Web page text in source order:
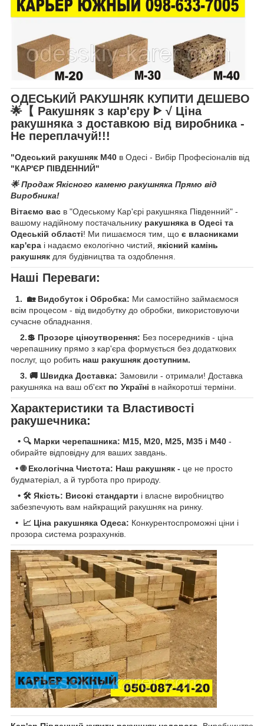
ОДЕСЬКИЙ РАКУШНЯК КУПИТИ ДЕШЕВО
🌟【 Ракушняк з кар'єру ᐈ √ Ціна
ракушняказ доставкою від виробника -
Не переплачуй!!!
"Одеський ракушняк М40 в Одесі - Вибір Професіоналів від
"КАР'ЄР ПІВДЕННИЙ"
🌟 Продаж Якісного каменю ракушняка Прямо від
Виробника!
Вітаємо вас в "Одеському Кар'єрі ракушняка Південний" -
вашому надійному постачальнику ракушняка в Одесі та
Одеській області! Ми пишаємося тим, що є власниками
кар'єра і надаємо екологічно чистий, якісний камінь
ракушняк для будівництва та оздоблення.
Наші Переваги:
1. 🏡 Видобуток і Обробка: Ми самостійно займаємося
всім процесом - від видобутку до обробки, використовуючи
сучасне обладнання.
2.💲 Прозоре ціноутворення: Без посередників - ціна
черепашнику прямо з кар'єра формується без додаткових
послуг, що робить наш ракушняк доступним.
3. 🚚 Швидка Доставка: Замовили - отримали! Доставка
ракушняка на ваш об'єкт по Україні в найкоротші терміни.
Характеристики та Властивості
ракушечника:
• 🔍 Марки черепашника: M15, М20, M25, M35 і М40 -
обирайте відповідну для ваших завдань.
• 🌐 Екологічна Чистота: Наш ракушняк - це не просто
будматеріал, а й турбота про природу.
• 🛠 Якість: Високі стандарти і власне виробництво
забезпечують вам найкращий ракушняк на ринку.
•
📈 Ціна ракушняка Одеса: Конкурентоспроможні ціни і
прозора система розрахунків.